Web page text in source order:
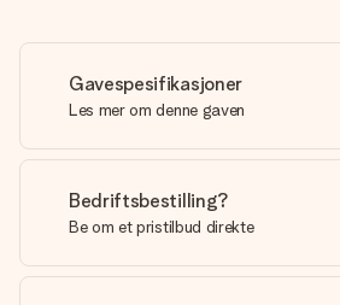
Gavespesifikasjoner
Les mer om denne gaven
Bedriftsbestilling?
Be om et pristilbud direkte